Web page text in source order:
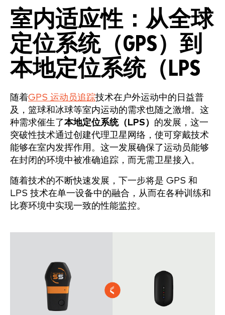
室内适应性：从全球
定位系统（GPS）到
本地定位系统（LPS
随着GPS 运动员追踪技术在户外运动中的日益普
及，篮球和冰球等室内运动的需求也随之激增。这
种需求催生了本地定位系统（LPS） 的发展，这一
突破性技术通过创建代理卫星网络，使可穿戴技术
能够在室内发挥作用。这一发展确保了运动员能够
在封闭的环境中被准确追踪，而无需卫星接入。
随着技术的不断快速发展，下一步将是 GPS 和
LPS 技术在单一设备中的融合，从而在各种训练和
比赛环境中实现一致的性能监控。